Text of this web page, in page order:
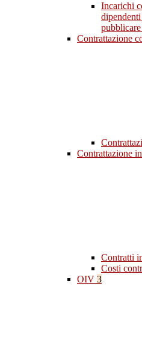
Incarichi
Contrattazione
Contrattazione
Contratti
Costi
OIV 3